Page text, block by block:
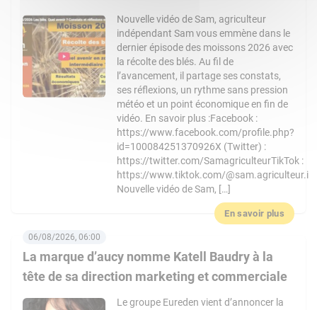
Nouvelle vidéo de Sam, agriculteur
indépendant Sam vous emmène dans le
dernier épisode des moissons 2026 avec
la récolte des blés. Au fil de
l’avancement, il partage ses constats,
ses réflexions, un rythme sans pression
météo et un point économique en fin de
vidéo. En savoir plus :Facebook :
https://www.facebook.com/profile.php?
id=100084251370926X (Twitter) :
https://twitter.com/SamagriculteurTikTok :
https://www.tiktok.com/@sam.agriculteur.i
Nouvelle vidéo de Sam, […]
En savoir plus
La marque d’aucy nomme Katell Baudry à la
tête de sa direction marketing et commerciale
06/08/2026, 06:00
Le groupe Eureden vient d’annoncer la